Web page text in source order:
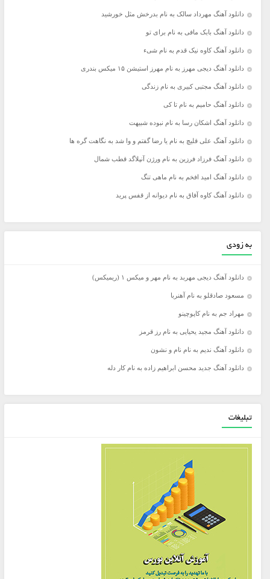
دانلود آهنگ مهرداد سالک به نام بدرخش مثل خورشید
دانلود آهنگ بابک مافی به نام برای تو
دانلود آهنگ کاوه نیک قدم به نام شیء
دانلود آهنگ دیجی مهرز به نام مهرز استیشن ۱۵ میکس بندری
دانلود آهنگ مجتبی کبیری به نام زندگی
دانلود آهنگ حامیم به نام تا کی
دانلود آهنگ اشکان رسا به نام نبوده شبیهت
دانلود آهنگ علی قلیچ به نام یا رضا گفتم و وا شد به نگاهت گره ها
دانلود آهنگ فرزاد فرزین به نام ورژن آنپلاگد قطب شمال
دانلود آهنگ امید افخم به نام ماهی تنگ
دانلود آهنگ کاوه آفاق به نام دیوانه از قفس پرید
به زودی
دانلود آهنگ دیجی مهربد به نام مهر و میکس ۱ (ریمیکس)
مسعود صادقلو به نام آهنربا
مهراد جم به نام کاپوچینو
دانلود آهنگ مجید یحیایی به نام رز قرمز
دانلود آهنگ ندیم به نام نام و نشون
دانلود آهنگ جدید محسن ابراهیم زاده به نام کار دله
تبلیغات